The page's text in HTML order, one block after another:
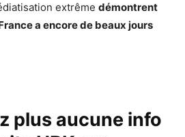
extrême démontrent
a encore de beaux jours
plus aucune info